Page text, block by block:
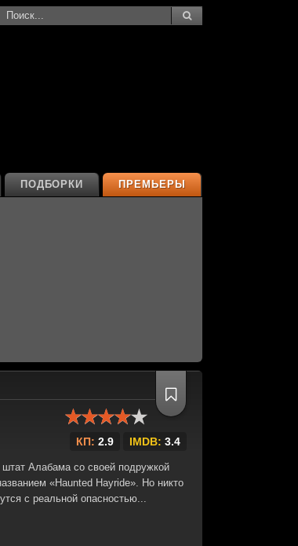
ПРЕМЬЕРЫ
ПОДБОРКИ
КП: 2.9 IMDB: 3.4
Алабама со своей подружкой
«Haunted Hayride». Но никто
с реальной опасностью...